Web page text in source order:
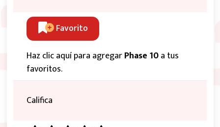
Favorito
Haz clic aquí para agregarPhase 10a tus
favoritos.
Califica